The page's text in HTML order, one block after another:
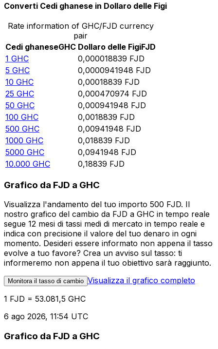
Converti Cedi ghanese in Dollaro delle Figi
Rate information of GHC/FJD currency
pair
Cedi ghaneseGHC Dollaro delle FigiFJD
1 GHC 0,000018839 FJD
5 GHC 0,0000941948 FJD
10 GHC 0,00018839 FJD
25 GHC 0,000470974 FJD
50 GHC 0,000941948 FJD
100 GHC 0,0018839 FJD
500 GHC 0,00941948 FJD
1000 GHC 0,018839 FJD
5000 GHC 0,0941948 FJD
10.000 GHC 0,18839 FJD
Grafico da FJD a GHC
Visualizza l'andamento del tuo importo 500 FJD. Il
nostro grafico del cambio da FJD a GHC in tempo reale
segue 12 mesi di tassi medi di mercato in tempo reale e
indica con precisione il valore del tuo denaro in ogni
momento. Desideri essere informato non appena il tasso
evolve a tuo favore? Crea un avviso sul tasso: ti
informeremo non appena il tuo obiettivo sarà raggiunto.
Monitora il tasso di cambio Visualizza il grafico completo
1 FJD = 53.081,5 GHC
6 ago 2026, 11:54 UTC
Grafico da FJD a GHC